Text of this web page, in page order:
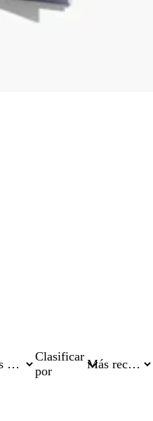
Clasificar
por